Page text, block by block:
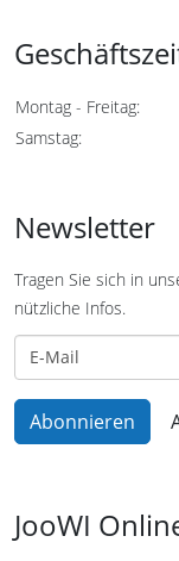
Montag - Freitag:
Samstag:
Newsletter
Tragen Sie sich in
nützliche Infos.
JooWI